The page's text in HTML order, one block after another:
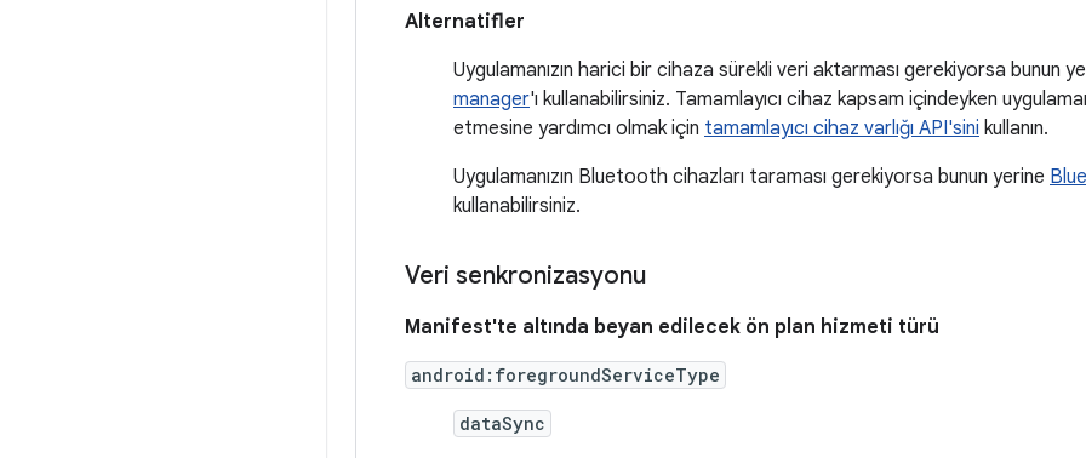
Alternatifler
Uygulamanızın harici bir cihaza sürekli veri aktarması gerekiyorsa bunun
manager'ı kullanabilirsiniz. Tamamlayıcı cihaz kapsam içindeyken
etmesine yardımcı olmak için tamamlayıcı cihaz varlığı API'sini kullanın.
Uygulamanızın Bluetooth cihazları taraması gerekiyorsa bunun yerine
kullanabilirsiniz.
Veri senkronizasyonu
Manifest'te altında beyan edilecek ön plan hizmeti türü
android:foregroundServiceType
dataSync